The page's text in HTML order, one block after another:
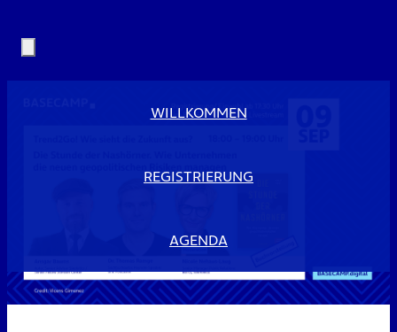
WILLKOMMEN
REGISTRIERUNG
AGENDA